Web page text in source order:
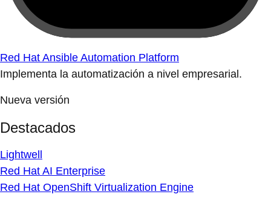
Red Hat Ansible Automation Platform
Implementa la automatización a nivel empresarial.
Nueva versión
Destacados
Lightwell
Red Hat AI Enterprise
Red Hat OpenShift Virtualization Engine